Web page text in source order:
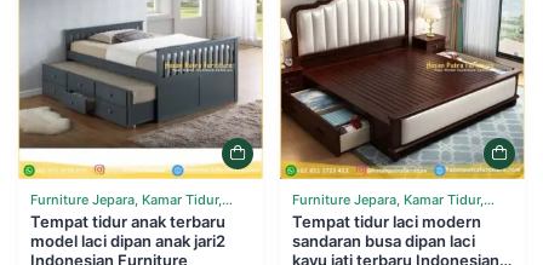
Furniture Jepara, Kamar Tidur,
Tempat Tidur
Tempat tidur anak terbaru
model laci dipan anak jari2
Indonesian Furniture
Furniture Jepara, Kamar Tidur,
Tempat Tidur
Tempat tidur laci modern
sandaran busa dipan laci
kayu jati terbaru Indonesian